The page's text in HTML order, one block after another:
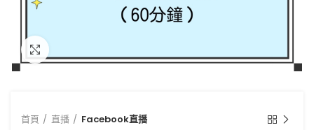
首頁 直播 Facebook直播